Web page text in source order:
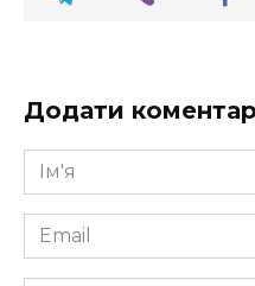
Додати коментар
Ім'я
*
Email
*